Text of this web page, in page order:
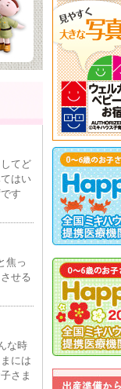
てど
はい
す
焦っ
せる
な時
には
さま